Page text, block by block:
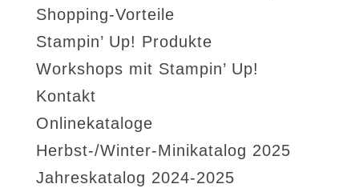
Shopping-Vorteile
Stampin’ Up! Produkte
Workshops mit Stampin’ Up!
Kontakt
Onlinekataloge
Herbst-/Winter-Minikatalog 2025
Jahreskatalog 2024-2025